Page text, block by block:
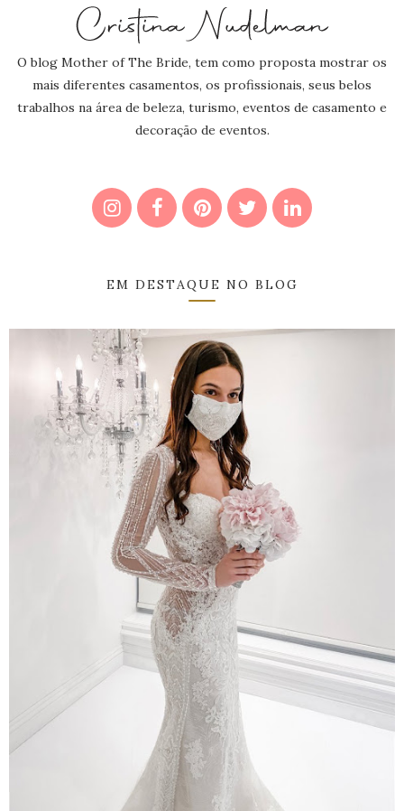
O blog Mother of The Bride, tem como proposta mostrar os
mais diferentes casamentos, os profissionais, seus belos
trabalhos na área de beleza, turismo, eventos de casamento e
decoração de eventos.
EM DESTAQUE NO BLOG